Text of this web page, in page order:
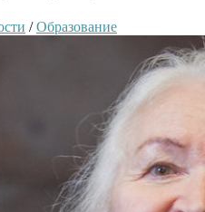
/Образование